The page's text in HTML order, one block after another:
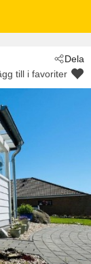
Dela
till i favoriter